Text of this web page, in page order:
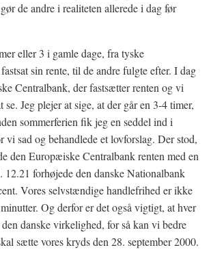
de andre i realiteten allerede i dag før
eller 3 i gamle dage, fra tyske
sin rente, til de andre fulgte efter. I dag
Centralbank, der fastsætter renten og vi
Jeg plejer at sige, at der går en 3-4 timer,
sommerferien fik jeg en seddel ind i
vi sad og behandlede et lovforslag. Der stod,
den Europæiske Centralbank renten med en
forhøjede den danske Nationalbank
Vores selvstændige handlefrihed er ikke
Og derfor er det også vigtigt, at hver
danske virkelighed, for så kan vi bedre
sætte vores kryds den 28. september 2000.